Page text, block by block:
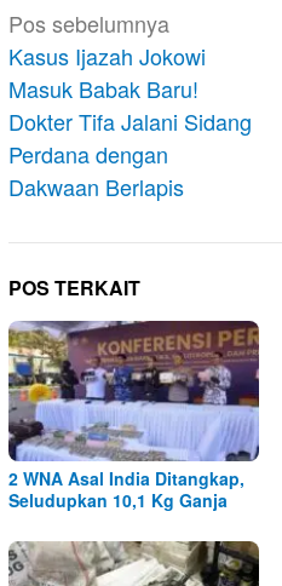
Navigasi
pos
Pos sebelumnya
Kasus Ijazah Jokowi
Masuk Babak Baru!
Dokter Tifa Jalani Sidang
Perdana dengan
Dakwaan Berlapis
POS TERKAIT
2 WNA Asal India Ditangkap,
Seludupkan 10,1 Kg Ganja